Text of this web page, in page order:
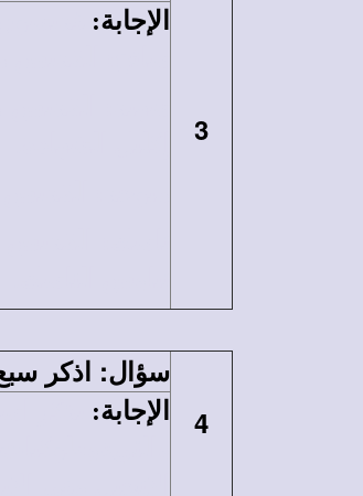
3
الإجابة:
4
سؤال: اذكر
الإجابة: